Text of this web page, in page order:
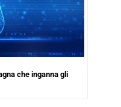
che inganna gli